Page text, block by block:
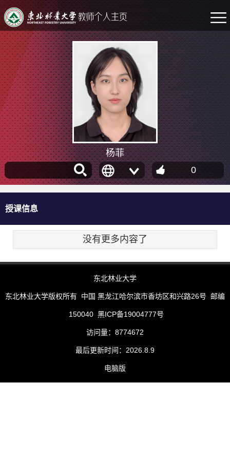
杨菲
0
授课信息
没有更多内容了
东北林业大学
东北林业大学版权所有 中国 黑龙江哈尔滨市香坊区和兴路26号 邮编
150040 黑ICP备19004777号
访问量： 8774672
最后更新时间： 2026 8 9
电脑版